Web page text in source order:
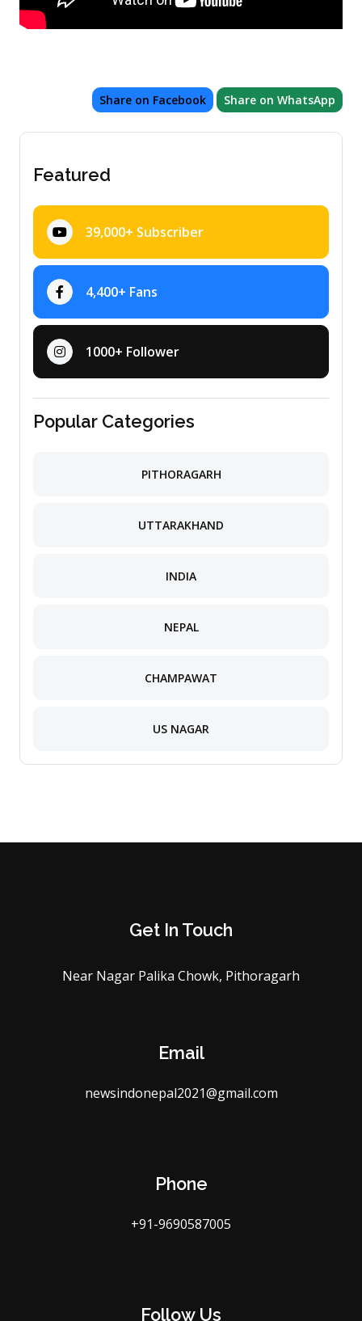
Share on Facebook Share on WhatsApp
Featured
39,000+ Subscriber
4,400+ Fans
1000+ Follower
Popular Categories
PITHORAGARH
UTTARAKHAND
INDIA
NEPAL
CHAMPAWAT
US NAGAR
Get In Touch
Near Nagar Palika Chowk, Pithoragarh
Email
newsindonepal2021@gmail.com
Phone
+91-9690587005
Follow Us